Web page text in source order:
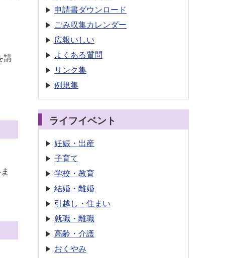
講
申請書ダウンロード
ごみ収集カレンダー
広報いしい
よくある質問
リンク集
例規集
ライフイベント
妊娠・出産
子育て
学校・教育
結婚・離婚
引越し・住まい
就職・離職
高齢・介護
おくやみ